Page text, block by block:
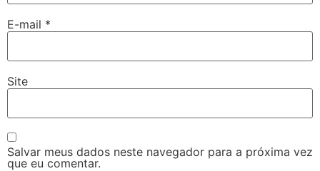
E-mail *
Site
Salvar meus dados neste navegador para a próxima vez
que eu comentar.